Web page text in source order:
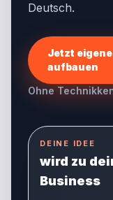
Deutsch.
Jetzt
aufbauen
Ohne
DEINE IDEE
wird zu
Business